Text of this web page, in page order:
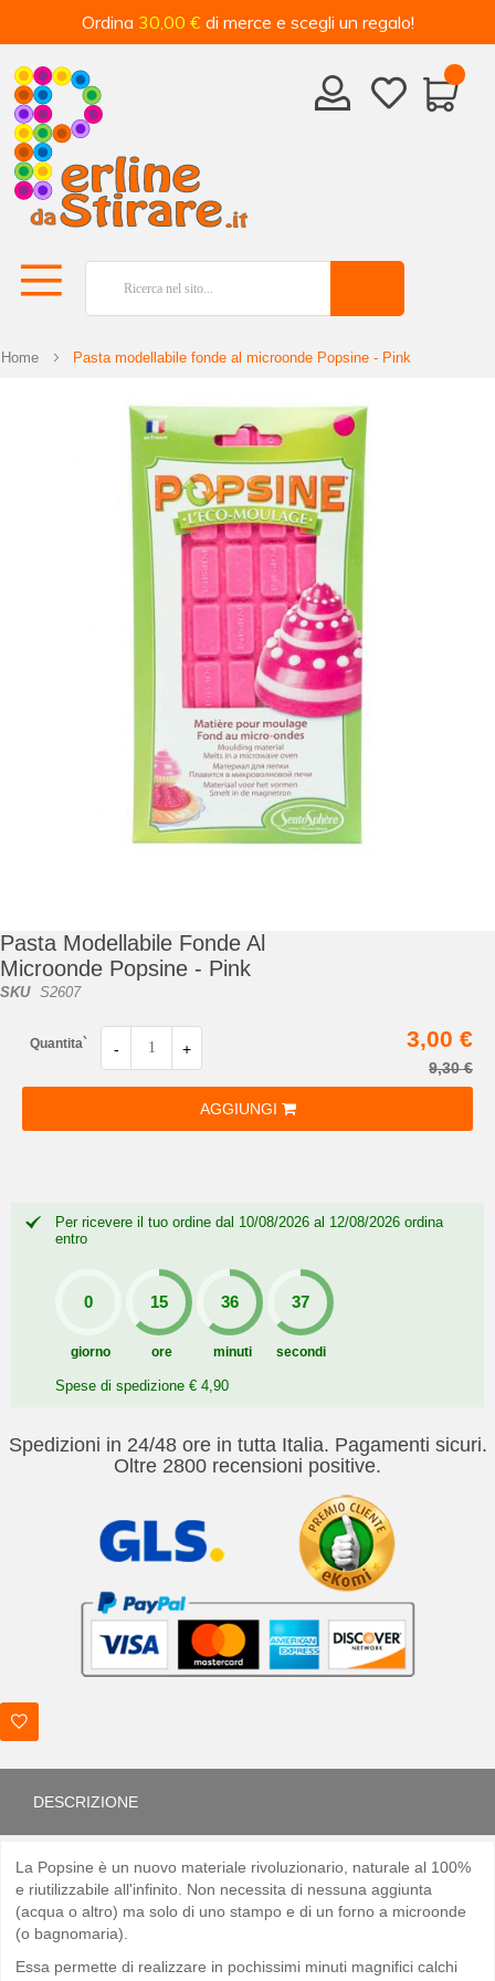
Ordina 30,00 € di merce e scegli un regalo!
Home Pasta modellabile fonde al microonde Popsine - Pink
galleria
di
immagini
Pasta Modellabile Fonde Al
Microonde Popsine - Pink
SKU S2607
Quantita` - +
AGGIUNGI
3,00 €
9,30 €
Per ricevere il tuo ordine dal 10/08/2026 al 12/08/2026 ordina
entro
giorno ore minuti secondi
Spese di spedizione € 4,90
Spedizioni in 24/48 ore in tutta Italia. Pagamenti sicuri.
Oltre 2800 recensioni positive.
DESCRIZIONE
La Popsine è un nuovo materiale rivoluzionario, naturale al 100%
e riutilizzabile all'infinito. Non necessita di nessuna aggiunta
(acqua o altro) ma solo di uno stampo e di un forno a microonde
(o bagnomaria).
Essa permette di realizzare in pochissimi minuti magnifici calchi